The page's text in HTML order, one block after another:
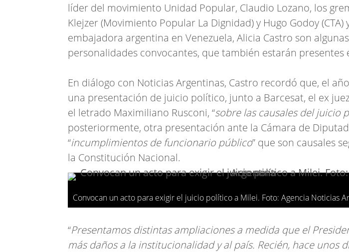
líder del movimiento Unidad Popular, Claudio Lozano, los
Klejzer (Movimiento Popular La Dignidad) y Hugo Godoy (CTA)
embajadora argentina en Venezuela, Alicia Castro son
personalidades convocantes, que también estarán presentes
En diálogo con Noticias Argentinas, Castro recordó que, el
una presentación de juicio político, junto a Barcesat, el ex
el letrado Maximiliano Rusconi, “sobre las causales del juicio
posteriormente, otra presentación ante la Cámara de
“incumplimientos de funcionario público” que son causales
la Constitución Nacional.
Convocan un acto para exigir el juicio político a Milei. Foto: Agencia Noticias
“Presentamos distintas ampliaciones a medida que el
más daños a la institucionalidad y al país. Recién, hace unos